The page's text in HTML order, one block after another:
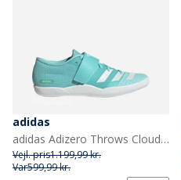
adidas
adidas Adizero Throws Cloudfoam Throwing Field Event Spikes Flash Aqua/Zero Metalic/Lucid Lemon
Vejl. pris1.199,99 kr.
Var599,99 kr.